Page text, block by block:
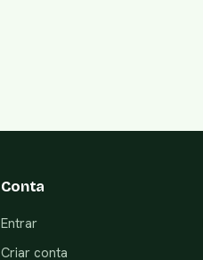
Conta
Entrar
Criar conta